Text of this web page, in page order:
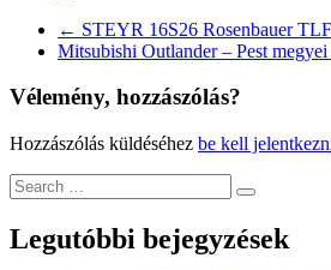
← STEYR 16S26 Rosenbauer
Mitsubishi Outlander – Pest
Vélemény, hozzászólás?
Hozzászólás küldéséhez be kell
Legutóbbi bejegyzések